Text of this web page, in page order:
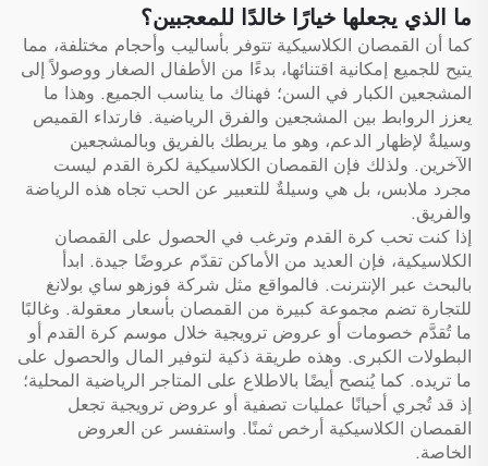
ما الذي يجعلها خيارًا خالدًا للمعجبين؟
كما أن القمصان الكلاسيكية تتوفر بأساليب وأحجام مختلفة، مما
يتيح للجميع إمكانية اقتنائها، بدءًا من الأطفال الصغار ووصولاً إلى
المشجعين الكبار في السن؛ فهناك ما يناسب الجميع. وهذا ما
يعزز الروابط بين المشجعين والفرق الرياضية. فارتداء القميص
وسيلةٌ لإظهار الدعم، وهو ما يربطك بالفريق وبالمشجعين
الآخرين. ولذلك فإن القمصان الكلاسيكية لكرة القدم ليست
مجرد ملابس، بل هي وسيلةٌ للتعبير عن الحب تجاه هذه الرياضة
والفريق.
إذا كنت تحب كرة القدم وترغب في الحصول على القمصان
الكلاسيكية، فإن العديد من الأماكن تقدّم عروضًا جيدة. ابدأ
بالبحث عبر الإنترنت. فالمواقع مثل شركة فوزهو ساي بولانغ
للتجارة تضم مجموعة كبيرة من القمصان بأسعار معقولة. وغالبًا
ما تُقدَّم خصومات أو عروض ترويجية خلال موسم كرة القدم أو
البطولات الكبرى. وهذه طريقة ذكية لتوفير المال والحصول على
ما تريده. كما يُنصح أيضًا بالاطلاع على المتاجر الرياضية المحلية؛
إذ قد تُجري أحيانًا عمليات تصفية أو عروض ترويجية تجعل
القمصان الكلاسيكية أرخص ثمنًا. واستفسر عن العروض
الخاصة.